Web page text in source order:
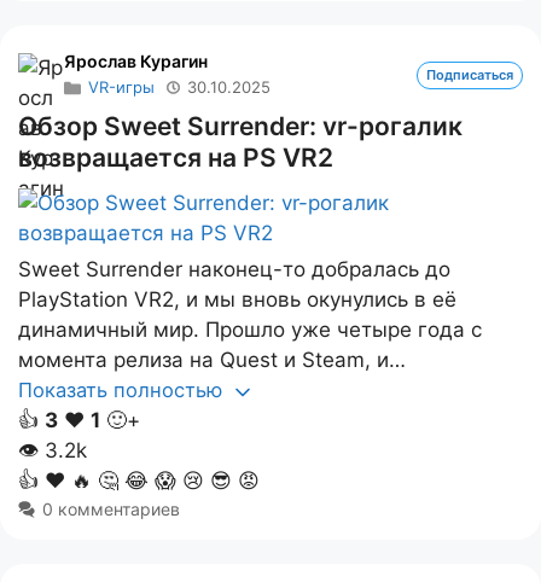
Ярослав Курагин
VR-игры 30.10.2025
Подписаться
Обзор Sweet Surrender: vr-рогалик
возвращается на PS VR2
Sweet Surrender наконец-то добралась до
PlayStation VR2, и мы вновь окунулись в её
динамичный мир. Прошло уже четыре года с
момента релиза на Quest и Steam, и…
Показать полностью
👍 3 ❤️ 1 🙂+
👁 3.2k
👍 ❤️ 🔥 🤔 😂 😱 😢 😎 😡
0 комментариев